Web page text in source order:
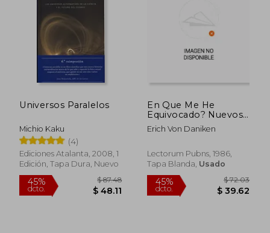
Universos Paralelos
Michio Kaku
(4)
Ediciones Atalanta, 2008, 1
Edición, Tapa Dura, Nuevo
En Que Me He
Equivocado? Nuevos
Recuerdos Del
Futuro/how Have I
Memories For The
Future (spanish
Erich Von Daniken
Lectorum Pubns, 1986,
Tapa Blanda, Usado